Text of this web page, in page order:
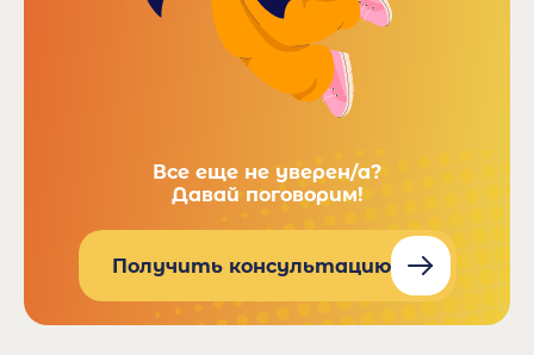
Все еще не уверен/а?
Давай поговорим!
Получить консультацию